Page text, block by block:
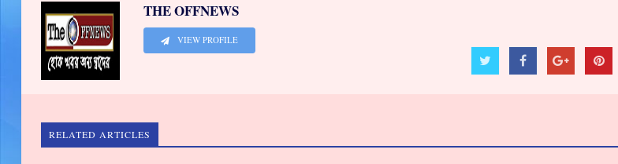
THE OFFNEWS
VIEW PROFILE
RELATED ARTICLES